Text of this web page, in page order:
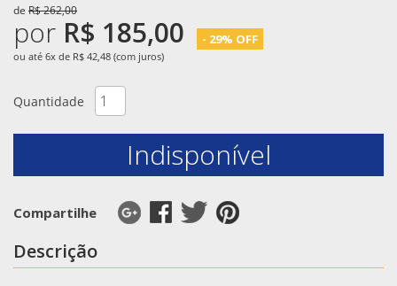
de R$ 262,00
por R$ 185,00 - 29% OFF
ou até 6x de R$ 42,48 (com juros)
Quantidade
Indisponível
Compartilhe
Descrição